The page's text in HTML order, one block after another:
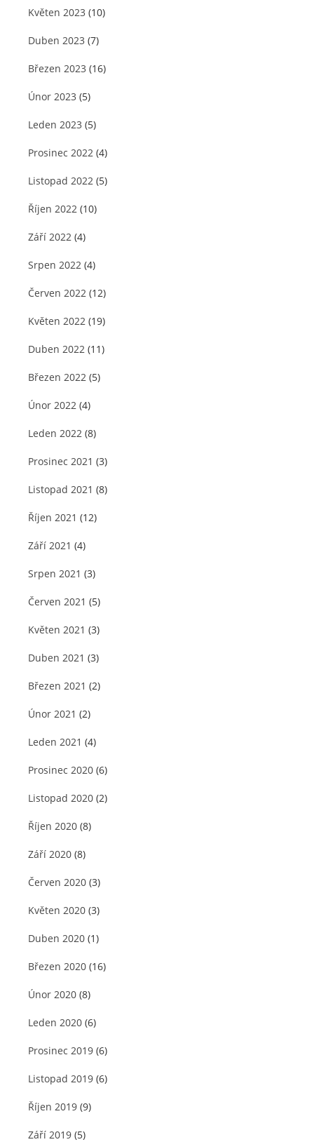
Květen 2023 (10)
Duben 2023 (7)
Březen 2023 (16)
Únor 2023 (5)
Leden 2023 (5)
Prosinec 2022 (4)
Listopad 2022 (5)
Říjen 2022 (10)
Září 2022 (4)
Srpen 2022 (4)
Červen 2022 (12)
Květen 2022 (19)
Duben 2022 (11)
Březen 2022 (5)
Únor 2022 (4)
Leden 2022 (8)
Prosinec 2021 (3)
Listopad 2021 (8)
Říjen 2021 (12)
Září 2021 (4)
Srpen 2021 (3)
Červen 2021 (5)
Květen 2021 (3)
Duben 2021 (3)
Březen 2021 (2)
Únor 2021 (2)
Leden 2021 (4)
Prosinec 2020 (6)
Listopad 2020 (2)
Říjen 2020 (8)
Září 2020 (8)
Červen 2020 (3)
Květen 2020 (3)
Duben 2020 (1)
Březen 2020 (16)
Únor 2020 (8)
Leden 2020 (6)
Prosinec 2019 (6)
Listopad 2019 (6)
Říjen 2019 (9)
Září 2019 (5)